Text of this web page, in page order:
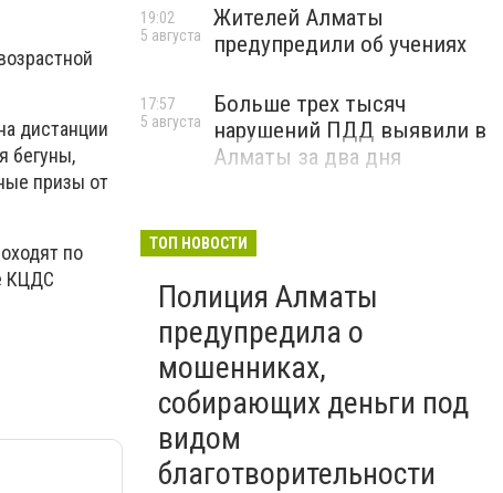
дистанции
бегуны,
призы от
по
КЦДС
Жителей Алматы
предупредили об учениях
19:02
5 августа
Больше трех тысяч
нарушений ПДД выявили в
Алматы за два дня
17:57
5 августа
ТОП НОВОСТИ
Полиция Алматы
предупредила о
мошенниках,
собирающих деньги под
видом
благотворительности